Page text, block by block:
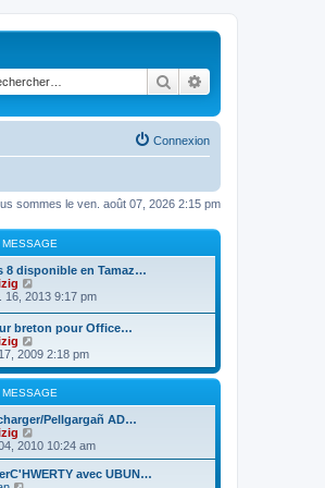
Rechercher
Connexion
sommes le ven. août 07, 2026 2:15 pm
8 disponible en Tamaz…
o
u
l
t
e
r
l
d
e
r
n
i
16, 2013 9:17 pm
breton pour Office…
o
n
s
u
l
t
r
l
e
2009 2:18 pm
Pellgargañ AD…
o
n
s
2010 10:24 am
avec UBUN…